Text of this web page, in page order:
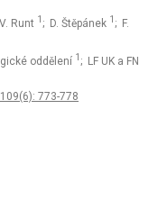
Runt 1 ; D. Štěpánek 1 ; F.
oddělení 1 ; LF UK a FN
773-778